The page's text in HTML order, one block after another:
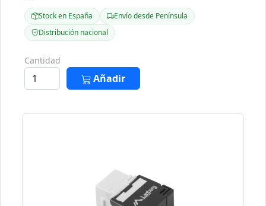
Stock en España
Envío desde Península
Distribución nacional
Cantidad
Añadir